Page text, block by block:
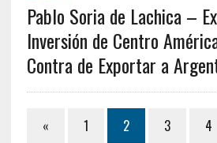
Pablo Soria de Lachica –
Inversión de Centro
Contra de Exportar a
« 1 2 3 4